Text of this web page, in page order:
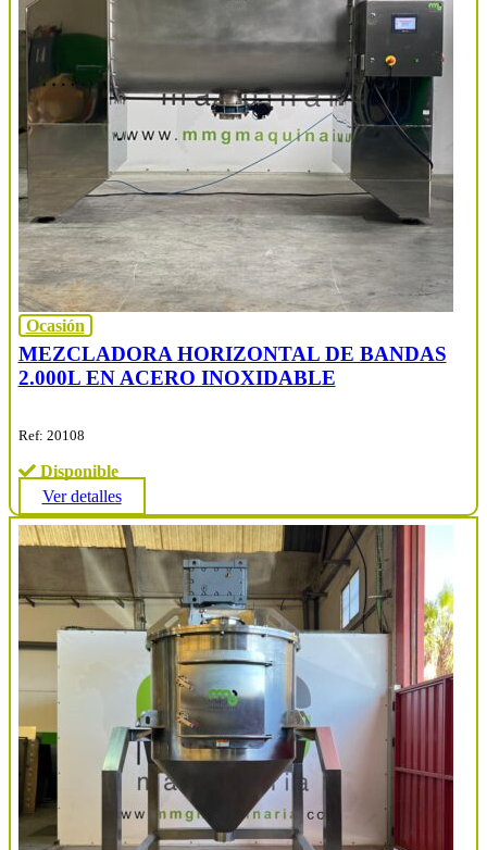
Ocasión
MEZCLADORA HORIZONTAL DE BANDAS
2.000L EN ACERO INOXIDABLE
Ref: 20108
Disponible
Ver detalles